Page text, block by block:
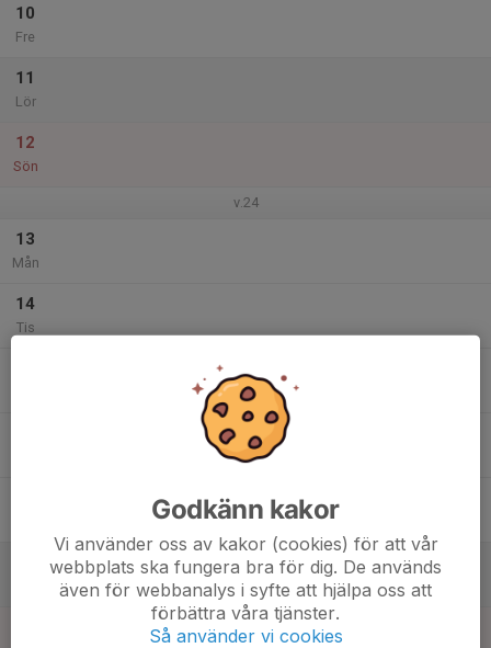
10
Fre
11
Lör
12
Sön
v.24
13
Mån
14
Tis
Godkänn kakor
Vi använder oss av kakor (cookies) för att vår
webbplats ska fungera bra för dig. De används
även för webbanalys i syfte att hjälpa oss att
förbättra våra tjänster.
Så använder vi cookies